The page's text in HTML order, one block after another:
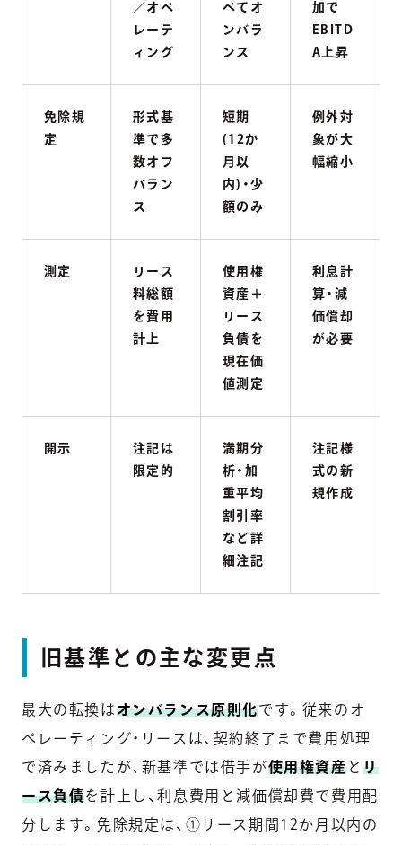
／オペ
レーテ
ィング
べてオ
ンバラ
ンス
加で
EBITD
A上昇
免除規
定
形式基
準で多
数オフ
バラン
ス
短期
(12か
月以
内)・少
額のみ
例外対
象が大
幅縮小
測定
リース
料総額
を費用
計上
使用権
資産＋
リース
負債を
現在価
値測定
利息計
算・減
価償却
が必要
開示
注記は
限定的
満期分
析・加
重平均
割引率
など詳
細注記
注記様
式の新
規作成
旧基準との主な変更点
最大の転換はオンバランス原則化です。従来のオ
ペレーティング・リースは、契約終了まで費用処理
で済みましたが、新基準では借手が使用権資産とリ
ース負債を計上し、利息費用と減価償却費で費用配
分します。免除規定は、①リース期間12か月以内の